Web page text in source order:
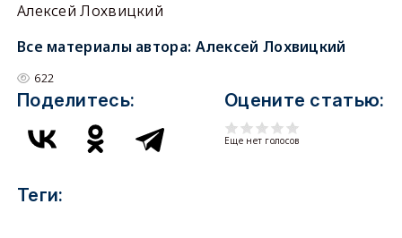
Алексей Лохвицкий
Все материалы автора: Алексей Лохвицкий
622
Поделитесь: Оцените статью:
Еще нет голосов
Теги: